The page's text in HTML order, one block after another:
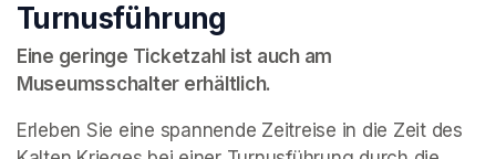
Turnusführung
Eine geringe Ticketzahl ist auch am
Museumsschalter erhältlich.
Erleben Sie eine spannende Zeitreise in die Zeit des